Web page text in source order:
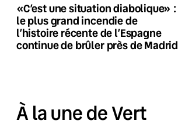
«C’est une situation diabolique» :
le plus grand incendie de
l’histoire récente de l’Espagne
continue de brûler près de Madrid
À la une de Vert